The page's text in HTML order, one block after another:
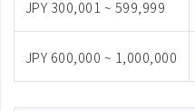
JPY 300,001 ~ 599,999
JPY 600,000 ~ 1,000,000